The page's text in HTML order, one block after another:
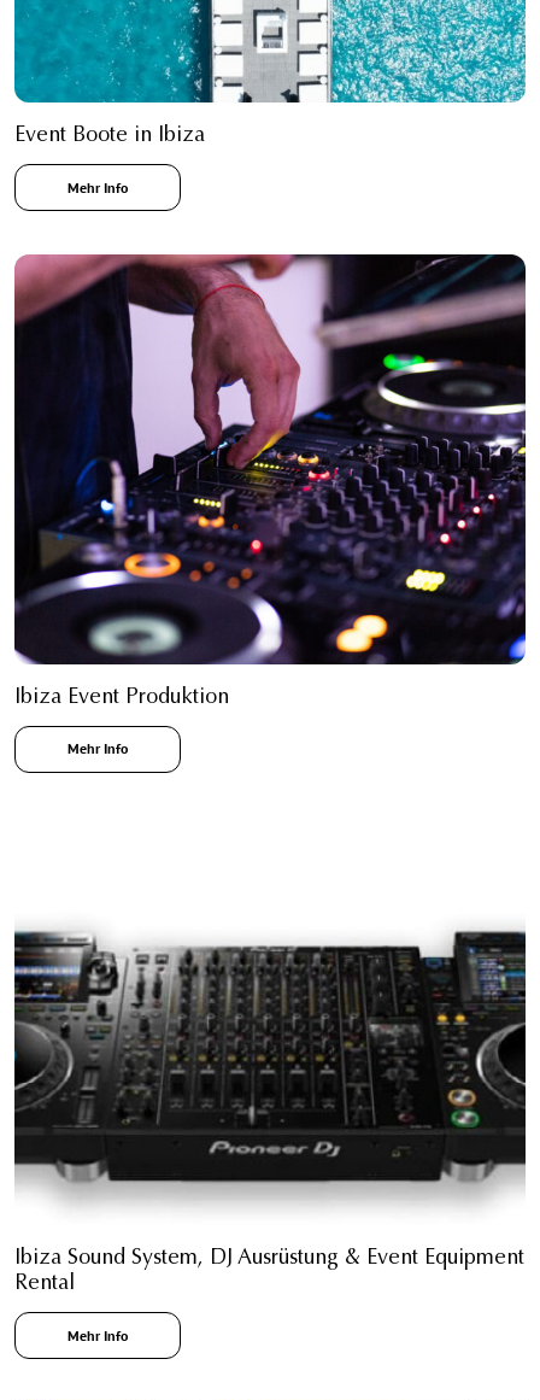
Event Boote in Ibiza
Mehr Info
Ibiza Event Produktion
Mehr Info
Ibiza Sound System, DJ Ausrüstung & Event Equipment
Rental
Mehr Info